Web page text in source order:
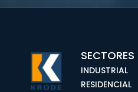
SECTORES
INDUSTRIAL
RESIDENCIAL